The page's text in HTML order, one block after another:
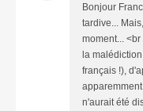
Bonjour
tardive...
moment...
la
français !),
n'aurait été